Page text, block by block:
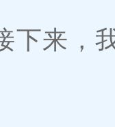
下来，